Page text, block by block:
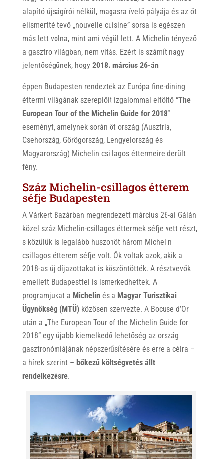
alapító újságírói nélkül, magasra ívelő pályája és az őt
elismertté tevő „nouvelle cuisine” sorsa is egészen
más lett volna, mint ami végül lett. A Michelin tényező
a gasztro világban, nem vitás. Ezért is számít nagy
jelentőségűnek, hogy 2018. március 26-án
éppen Budapesten rendezték az Európa fine-dining
éttermi világának szereplőit izgalommal eltöltő “The
European Tour of the Michelin Guide for 2018“
eseményt, amelynek során öt ország (Ausztria,
Csehország, Görögország, Lengyelország és
Magyarország) Michelin csillagos éttermeire derült
fény.
Száz Michelin-csillagos étterem
séfje Budapesten
A Várkert Bazárban megrendezett március 26-ai Gálán
közel száz Michelin-csillagos éttermek séfje vett részt,
s közülük is legalább huszonöt három Michelin
csillagos étterem séfje volt. Ők voltak azok, akik a
2018-as új díjazottakat is köszöntötték. A résztvevők
emellett Budapesttel is ismerkedhettek. A
programjukat a Michelin és a Magyar Turisztikai
Ügynökség (MTÜ)közösen szervezte. A Bocuse d’Or
után a „The European Tour of the Michelin Guide for
2018” egy újabb kiemelkedő lehetőség az ország
gasztronómiájának népszerűsítésére és erre a célra –
a hírek szerint – bőkezű költségvetés állt
rendelkezésre.